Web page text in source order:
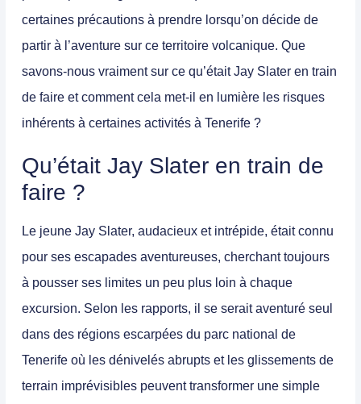
certaines précautions à prendre lorsqu’on décide de
partir à l’aventure sur ce territoire volcanique. Que
savons-nous vraiment sur ce qu’était Jay Slater en train
de faire et comment cela met-il en lumière les risques
inhérents à certaines activités à Tenerife ?
Qu’était Jay Slater en train de
faire ?
Le jeune Jay Slater, audacieux et intrépide, était connu
pour ses escapades aventureuses, cherchant toujours
à pousser ses limites un peu plus loin à chaque
excursion. Selon les rapports, il se serait aventuré seul
dans des régions escarpées du parc national de
Tenerife où les dénivelés abrupts et les glissements de
terrain imprévisibles peuvent transformer une simple